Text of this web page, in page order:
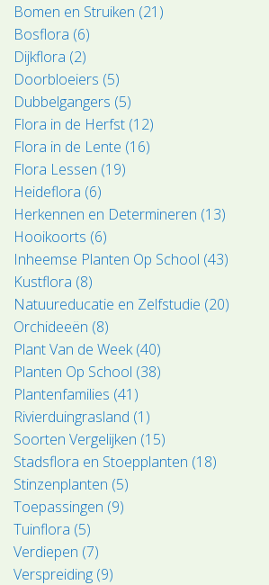
Bomen en Struiken (21)
Bosflora (6)
Dijkflora (2)
Doorbloeiers (5)
Dubbelgangers (5)
Flora in de Herfst (12)
Flora in de Lente (16)
Flora Lessen (19)
Heideflora (6)
Herkennen en Determineren (13)
Hooikoorts (6)
Inheemse Planten Op School (43)
Kustflora (8)
Natuureducatie en Zelfstudie (20)
Orchideeën (8)
Plant Van de Week (40)
Planten Op School (38)
Plantenfamilies (41)
Rivierduingrasland (1)
Soorten Vergelijken (15)
Stadsflora en Stoepplanten (18)
Stinzenplanten (5)
Toepassingen (9)
Tuinflora (5)
Verdiepen (7)
Verspreiding (9)